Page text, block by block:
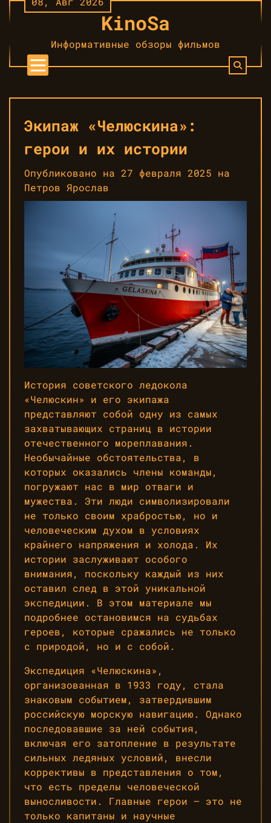
Перейти
KinoSa
Информативные обзоры фильмов
Экипаж «Челюскина»:
герои и их истории
Опубликовано на 27 февраля 2025 на
Петров Ярослав
История советского ледокола
«Челюскин» и его экипажа
представляют собой одну из самых
захватывающих страниц в истории
отечественного мореплавания.
Необычайные обстоятельства, в
которых оказались члены команды,
погружают нас в мир отваги и
мужества. Эти люди символизировали
не только своим храбростью, но и
человеческим духом в условиях
крайнего напряжения и холода. Их
истории заслуживают особого
внимания, поскольку каждый из них
оставил след в этой уникальной
экспедиции. В этом материале мы
подробнее остановимся на судьбах
героев, которые сражались не только
с природой, но и с собой.
Экспедиция «Челюскина»,
организованная в 1933 году, стала
знаковым событием, затвердившим
российскую морскую навигацию. Однако
последовавшие за ней события,
включая его затопление в результате
сильных ледяных условий, внесли
коррективы в представления о том,
что есть пределы человеческой
выносливости. Главные герои — это не
только капитаны и научные